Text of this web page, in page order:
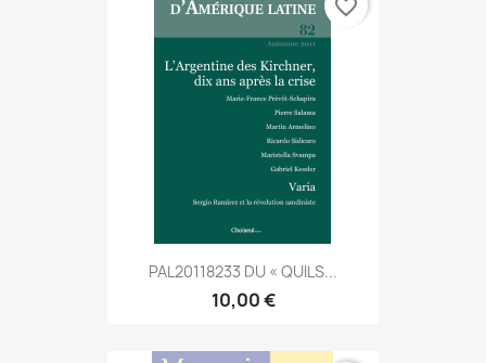
PAL20118233 DU « QUILS...
10,00 €
favorite_border